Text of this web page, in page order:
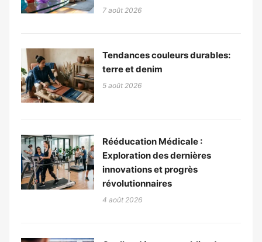
7 août 2026
Tendances couleurs durables:
terre et denim
5 août 2026
Rééducation Médicale :
Exploration des dernières
innovations et progrès
révolutionnaires
4 août 2026